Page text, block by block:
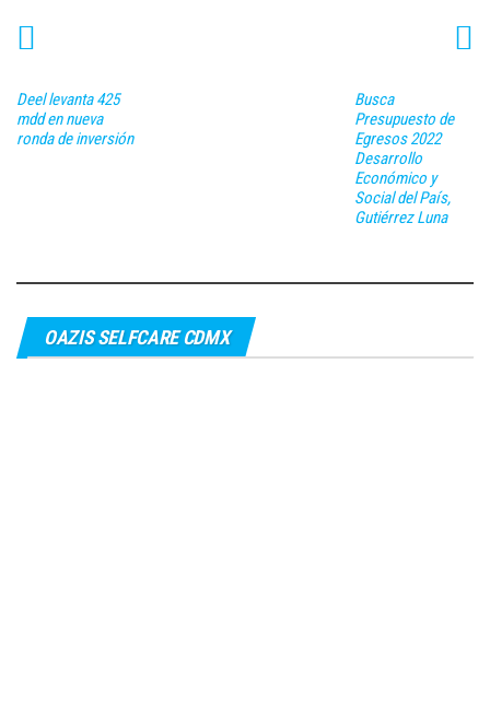
Deel levanta 425
mdd en nueva
ronda de inversión
Busca
Presupuesto de
Egresos 2022
Desarrollo
Económico y
Social del País,
Gutiérrez Luna
OAZIS SELFCARE CDMX